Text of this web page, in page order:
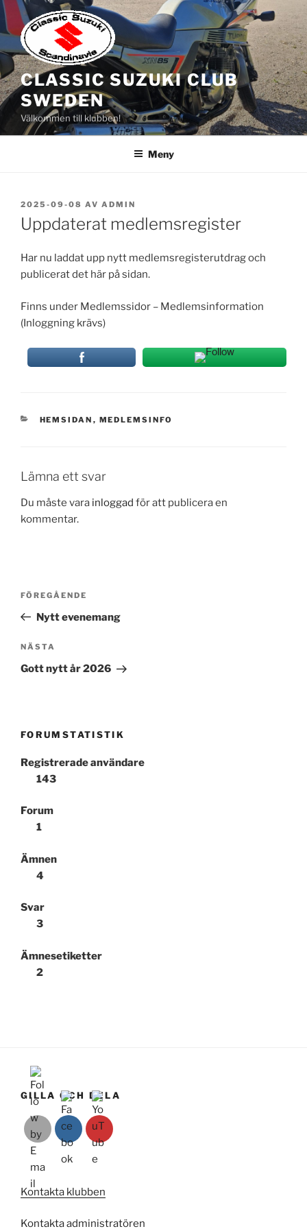
Hoppa
till
innehåll
CLASSIC SUZUKI CLUB
SWEDEN
Välkommen till klubben!
Meny
PUBLICERAT
2025-09-08 AV ADMIN
Uppdaterat medlemsregister
Har nu laddat upp nytt medlemsregisterutdrag och
publicerat det här på sidan.
Finns under Medlemssidor – Medlemsinformation
(Inloggning krävs)
KATEGORIER
HEMSIDAN , MEDLEMSINFO
Lämna ett svar
Du måste vara inloggad för att publicera en
kommentar.
Inläggsnavigering
Föregående
inlägg
FÖREGÅENDE
Nytt evenemang
Nästa
inlägg
NÄSTA
Gott nytt år 2026
FORUMSTATISTIK
Registrerade användare
143
Forum
1
Ämnen
4
Svar
3
Ämnesetiketter
2
GILLA OCH DELA
Kontakta klubben
Kontakta administratören